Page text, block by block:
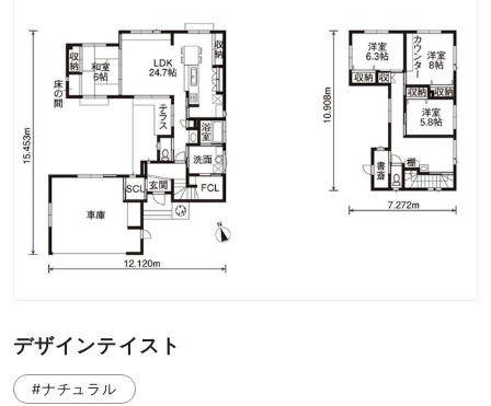
デザインテイスト
#ナチュラル